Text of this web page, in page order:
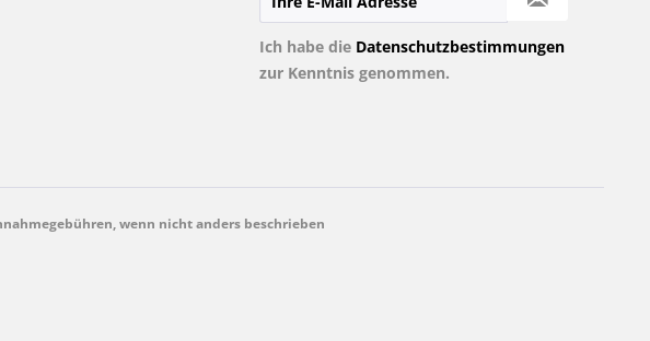
Ich habe die Datenschutzbestimmungen
zur Kenntnis genommen.
wenn nicht anders beschrieben